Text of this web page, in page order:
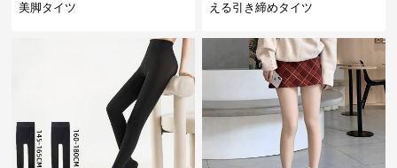
美脚タイツ
える引き締めタイツ